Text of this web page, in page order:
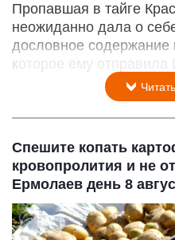
Пропавшая в тайге
неожиданно дала о
дословное содержание
которое ему отправила
Спешите копать
кровопролития и не
Ермолаев день 8